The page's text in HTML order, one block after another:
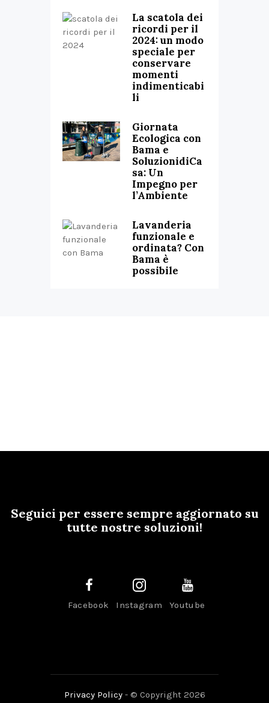
La scatola dei
ricordi per il
2024: un modo
speciale per
conservare
momenti
indimenticabi
li
Giornata
Ecologica con
Bama e
SoluzionidiCa
sa: Un
Impegno per
l’Ambiente
Lavanderia
funzionale e
ordinata? Con
Bama è
possibile
Seguici per essere sempre aggiornato su
tutte nostre soluzioni!
Facebook Instagram Youtube
Privacy Policy- © Copyright 2026